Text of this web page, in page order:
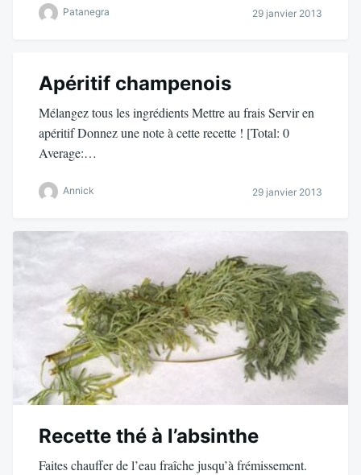
Patanegra 29 janvier 2013
Apéritif champenois
Mélangez tous les ingrédients Mettre au frais Servir en
apéritif Donnez une note à cette recette ! [Total: 0
Average:…
Annick 29 janvier 2013
Recette thé à l’absinthe
Faites chauffer de l’eau fraîche jusqu’à frémissement.